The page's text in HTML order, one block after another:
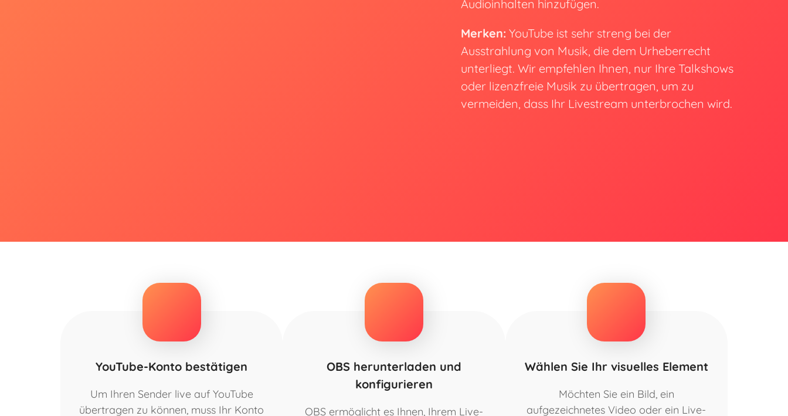
Audioinhalten hinzufügen.
Merken: YouTube ist sehr streng bei der
Ausstrahlung von Musik, die dem Urheberrecht
unterliegt. Wir empfehlen Ihnen, nur Ihre Talkshows
oder lizenzfreie Musik zu übertragen, um zu
vermeiden, dass Ihr Livestream unterbrochen wird.
YouTube-Konto bestätigen
Um Ihren Sender live auf YouTube
übertragen zu können, muss Ihr Konto
OBS herunterladen und
konfigurieren
OBS ermöglicht es Ihnen, Ihrem Live-
Wählen Sie Ihr visuelles Element
Möchten Sie ein Bild, ein
aufgezeichnetes Video oder ein Live-